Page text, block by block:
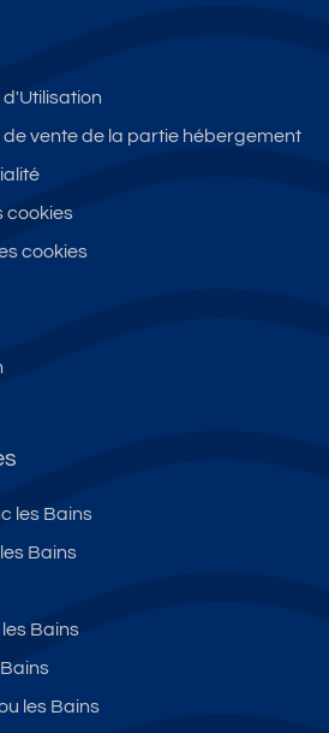
vente de la partie hébergement
cookies
cookies
les Bains
Bains
Bains
les Bains